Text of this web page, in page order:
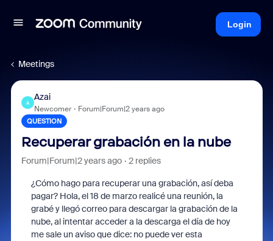
Login
Meetings
A
Azai
Newcomer Forum|Forum|2 years ago
QUESTION
Recuperar grabación en la nube
Forum|Forum|2 years ago 2 replies
¿Cómo hago para recuperar una grabación, así deba
pagar? Hola, el 18 de marzo realicé una reunión, la
grabé y llegó correo para descargar la grabación de la
nube, al intentar acceder a la descarga el día de hoy
me sale un aviso que dice: no puede ver esta